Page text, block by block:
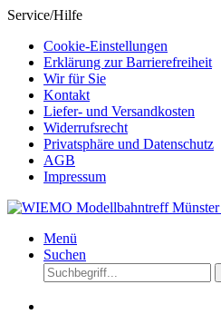
Service/Hilfe
Cookie-Einstellungen
Erklärung zur Barrierefreiheit
Wir für Sie
Kontakt
Liefer- und Versandkosten
Widerrufsrecht
Privatsphäre und Datenschutz
AGB
Impressum
Menü
Suchen